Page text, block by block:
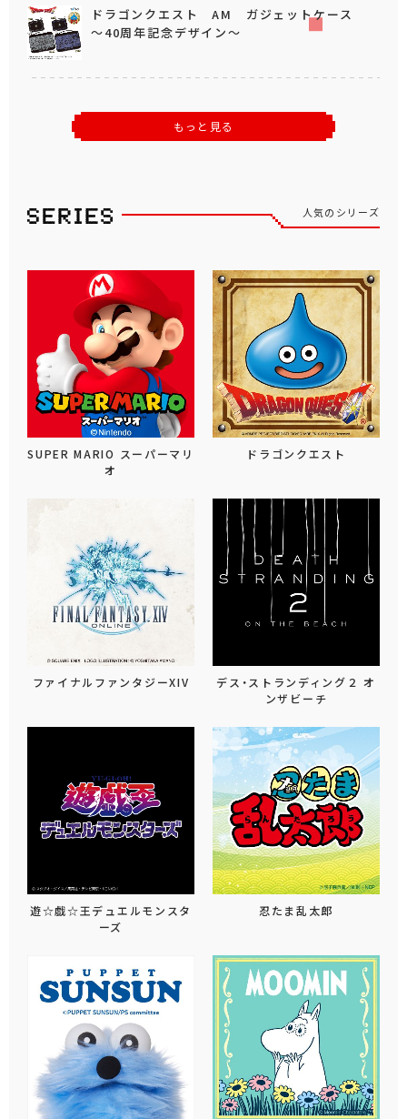
ドラゴンクエスト AM ガジェットケース
～40周年記念デザイン～
もっと見る
人気のシリーズ
SUPER MARIO スーパーマリ
オ
ドラゴンクエスト
ファイナルファンタジーXIV
デス・ストランディング２ オ
ンザビーチ
遊☆戯☆王デュエルモンスタ
ーズ
忍たま乱太郎